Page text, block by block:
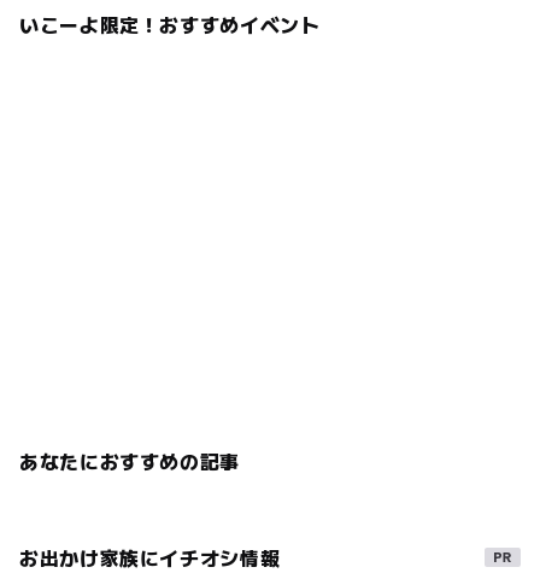
いこーよ限定！おすすめイベント
あなたにおすすめの記事
お出かけ家族にイチオシ情報